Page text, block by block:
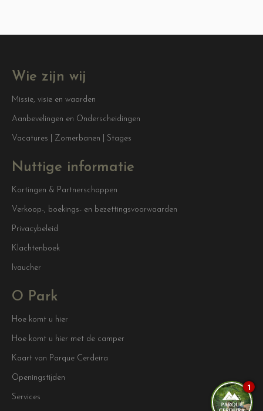
Wie zijn wij
Missie, visie en waarden
Aanbevelingen en Onderscheidingen
Vacatures | Zomerbanen | Stages
Nuttige informatie
Kortingen & Partnerschappen
Verkoop-, boekings- en bezettingsvoorwaarden
Privacybeleid
Klachtenboek
Ivaucher
O Park
Hoe komt u hier
Hoe komt u hier met de camper
Kaart van Parque Cerdeira
Openingstijden
Services
1